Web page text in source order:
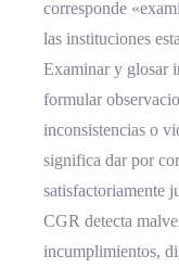
corresponde
las instituciones
Examinar y glosar
formular
inconsistencias o
significa dar por
satisfactoriamente
CGR detecta
incumplimientos,